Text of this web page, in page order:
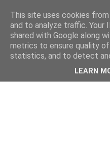
This site uses cookies
and to analyze traffic. Your
shared with Google along
metrics to ensure quality
statistics, and to detect
LEARN